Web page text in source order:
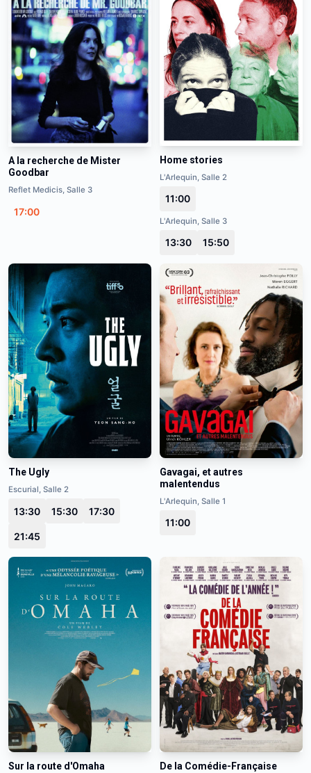
A la recherche de Mister
Goodbar
Reflet Medicis, Salle 3
17:00
Home stories
L'Arlequin, Salle 2
11:00
L'Arlequin, Salle 3
13:30 15:50
The Ugly
Escurial, Salle 2
13:30 15:30 17:30
21:45
Gavagai, et autres
malentendus
L'Arlequin, Salle 1
11:00
Sur la route d'Omaha De la Comédie-Française